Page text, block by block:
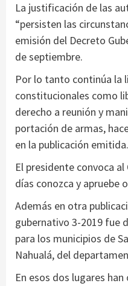
La justificación de las
“persisten las
emisión del Decreto
de septiembre.
Por lo tanto continúa la
constitucionales como
derecho a reunión y
portación de armas,
en la publicación emitida.
El presidente convoca
días conozca y apruebe
Además en otra
gubernativo 3-2019 fue
para los municipios de
Nahualá, del
En esos dos lugares